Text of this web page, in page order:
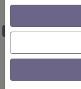
Schwarz/
Maßzuschnitt möglich